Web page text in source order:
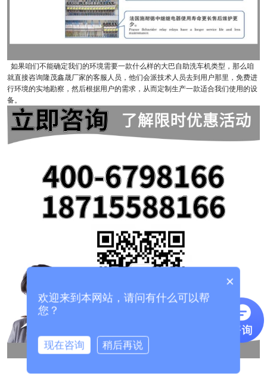
如果咱们不能确定我们的环境需要一款什么样的大巴自助洗车机类型，那么咱
就直接咨询隆茂鑫晟厂家的客服人员，他们会派技术人员去到用户那里，免费进
行环境的实地勘察，然后根据用户的需求，从而定制生产一款适合我们使用的设
备。
×
欢迎来到本网站，请问有什么可以帮
您？
现在咨询 稍后再说